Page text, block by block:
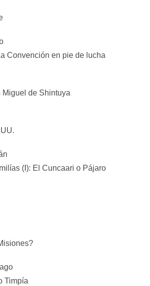
Convención en pie de lucha
Miguel de Shintuya
(I): El Cuncaari o Pájaro
Timpía